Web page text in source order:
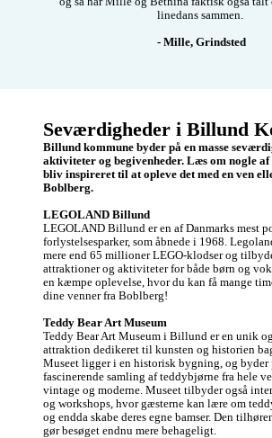
linedans sammen.
- Mille, Grindsted
Seværdigheder i Billund
Billund kommune byder på en masse
aktiviteter og begivenheder. Læs om nogle af
bliv inspireret til at opleve det med en ven
Boblberg.
LEGOLAND Billund
LEGOLAND Billund er en af Danmarks mest
forlystelsesparker, som åbnede i 1968.
mere end 65 millioner LEGO-klodser og
attraktioner og aktiviteter for både børn og
en kæmpe oplevelse, hvor du kan få mange
dine venner fra Boblberg!
Teddy Bear Art Museum
Teddy Bear Art Museum i Billund er en unik
attraktion dedikeret til kunsten og historien
Museet ligger i en historisk bygning, og byder
fascinerende samling af teddybjørne fra hele
vintage og moderne. Museet tilbyder også
og workshops, hvor gæsterne kan lære om
og endda skabe deres egne bamser. Den
gør besøget endnu mere behageligt.